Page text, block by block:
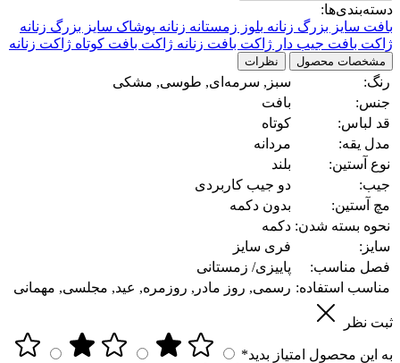
دسته‌بندی‌ها:
بافت سایز بزرگ زنانه بلوز زمستانه زنانه پوشاک سایز بزرگ زنانه
ژاکت بافت جیب دار ژاکت بافت زنانه ژاکت بافت کوتاه ژاکت زنانه
مشخصات محصول نظرات
رنگ:
سبز, سرمه‌ای, طوسی, مشکی
جنس:
بافت
قد لباس:
کوتاه
مدل یقه:
مردانه
نوع آستین:
بلند
جیب:
دو جیب کاربردی
مچ آستین:
بدون دکمه
نحوه بسته شدن: دکمه
سایز:
فری سایز
فصل مناسب:
پاییزی/ زمستانی
مناسب استفاده: رسمی, روز مادر, روزمره, عید, مجلسی, مهمانی
ثبت نظر
به این محصول امتیاز بدید*